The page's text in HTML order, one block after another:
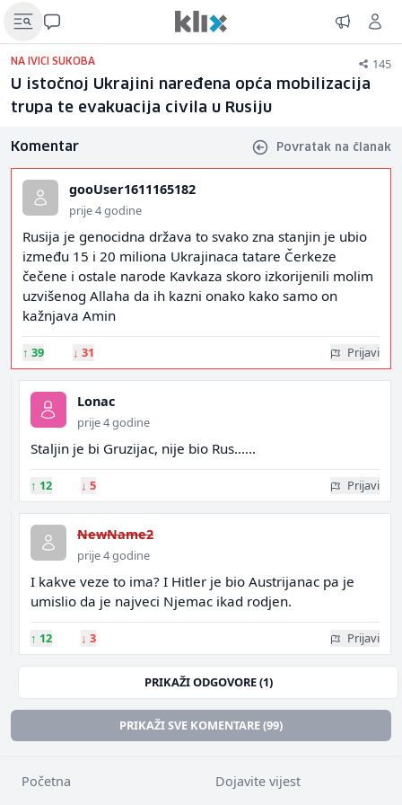
NA IVICI SUKOBA 145
U istočnoj Ukrajini naređena opća mobilizacija
trupa te evakuacija civila u Rusiju
Komentar Povratak na članak
gooUser1611165182
prije 4 godine
Rusija je genocidna država to svako zna stanjin je ubio
između 15 i 20 miliona Ukrajinaca tatare Čerkeze
čečene i ostale narode Kavkaza skoro izkorijenili molim
uzvišenog Allaha da ih kazni onako kako samo on
kažnjava Amin
↑ 39 ↓ 31 Prijavi
Lonac
prije 4 godine
Staljin je bi Gruzijac, nije bio Rus......
↑ 12 ↓ 5 Prijavi
NewName2
prije 4 godine
I kakve veze to ima? I Hitler je bio Austrijanac pa je
umislio da je najveci Njemac ikad rodjen.
↑ 12 ↓ 3 Prijavi
PRIKAŽI ODGOVORE (1)
PRIKAŽI SVE KOMENTARE (99)
Početna Dojavite vijest